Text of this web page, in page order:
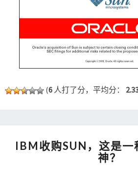
(6 人打了分，平均分：
收
购
IBM收购SUN，这是一
神？